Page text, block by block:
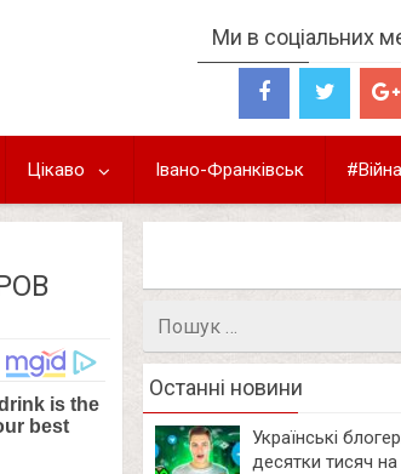
Ми в соціальних
Цікаво Івано-Франківськ #Війна
Останні новини
Українські
десятки тисяч